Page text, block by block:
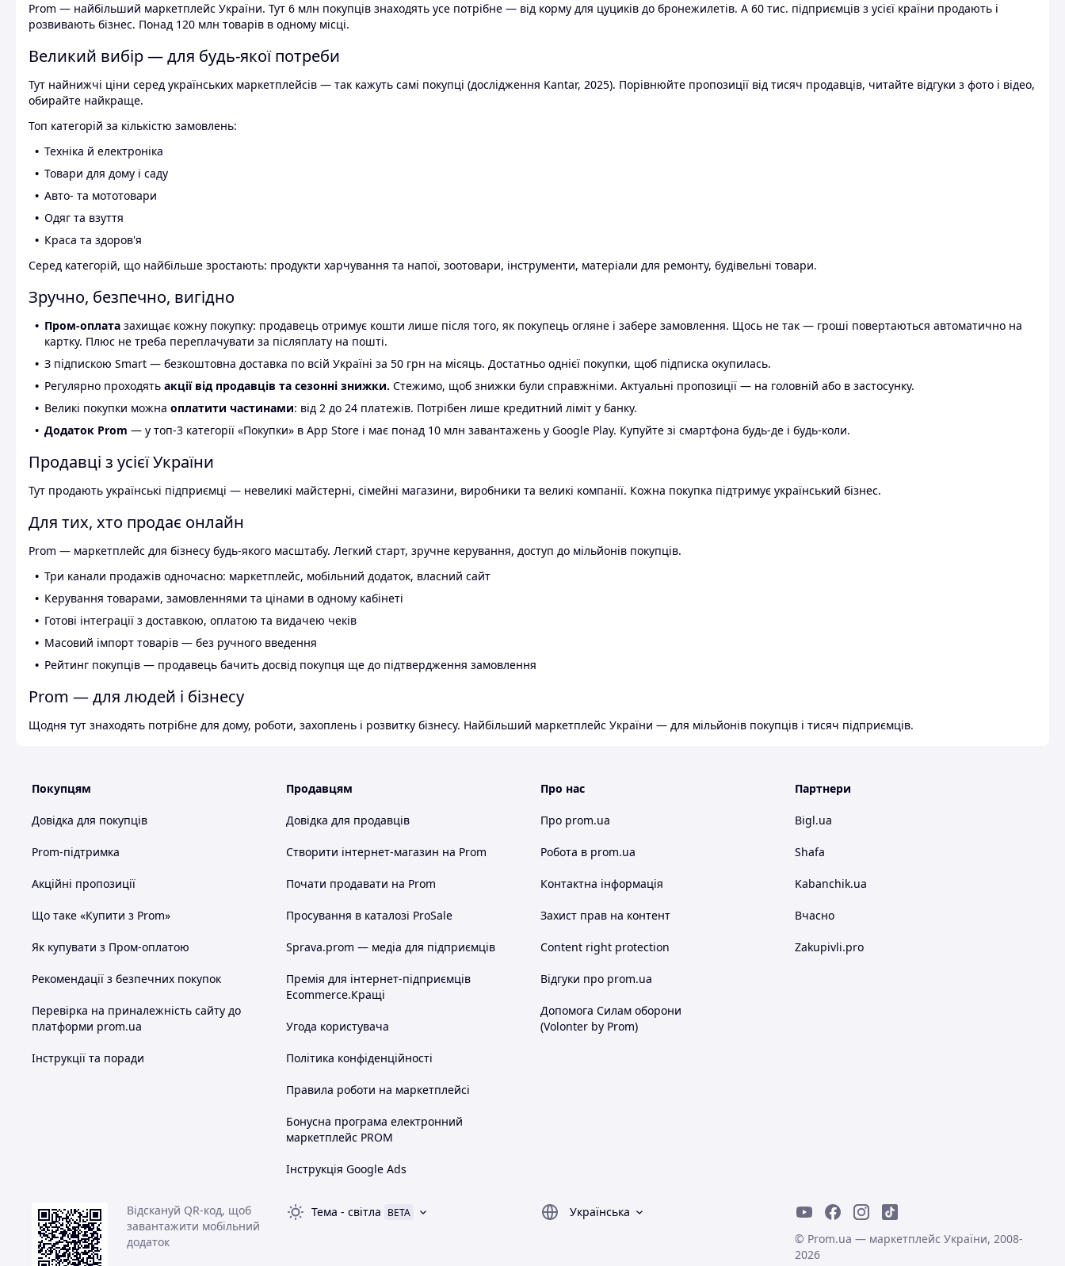
Prom — найбільший маркетплейс України. Тут 6 млн покупців знаходять усе потрібне — від корму для цуциків до бронежилетів. А 60 тис. підприємців з усієї країни продають і
розвивають бізнес. Понад 120 млн товарів в одному місці.
Великий вибір — для будь-якої потреби
Тут найнижчі ціни серед українських маркетплейсів — так кажуть самі покупці (дослідження Kantar, 2025). Порівнюйте пропозиції від тисяч продавців, читайте відгуки з фото і відео,
обирайте найкраще.
Топ категорій за кількістю замовлень:
Техніка й електроніка
Товари для дому і саду
Авто- та мототовари
Одяг та взуття
Краса та здоров'я
Серед категорій, що найбільше зростають: продукти харчування та напої, зоотовари, інструменти, матеріали для ремонту, будівельні товари.
Зручно, безпечно, вигідно
Пром-оплата захищає кожну покупку: продавець отримує кошти лише після того, як покупець огляне і забере замовлення. Щось не так — гроші повертаються автоматично на
картку. Плюс не треба переплачувати за післяплату на пошті.
З підпискою Smart — безкоштовна доставка по всій Україні за 50 грн на місяць. Достатньо однієї покупки, щоб підписка окупилась.
Регулярно проходять акції від продавців та сезонні знижки. Стежимо, щоб знижки були справжніми. Актуальні пропозиції — на головній або в застосунку.
Великі покупки можна оплатити частинами: від 2 до 24 платежів. Потрібен лише кредитний ліміт у банку.
Додаток Prom — у топ-3 категорії «Покупки» в App Store і має понад 10 млн завантажень у Google Play. Купуйте зі смартфона будь-де і будь-коли.
Продавці з усієї України
Тут продають українські підприємці — невеликі майстерні, сімейні магазини, виробники та великі компанії. Кожна покупка підтримує український бізнес.
Для тих, хто продає онлайн
Prom — маркетплейс для бізнесу будь-якого масштабу. Легкий старт, зручне керування, доступ до мільйонів покупців.
Три канали продажів одночасно: маркетплейс, мобільний додаток, власний сайт
Керування товарами, замовленнями та цінами в одному кабінеті
Готові інтеграції з доставкою, оплатою та видачею чеків
Масовий імпорт товарів — без ручного введення
Рейтинг покупців — продавець бачить досвід покупця ще до підтвердження замовлення
Prom — для людей і бізнесу
Щодня тут знаходять потрібне для дому, роботи, захоплень і розвитку бізнесу. Найбільший маркетплейс України — для мільйонів покупців і тисяч підприємців.
Покупцям
Довідка для покупців
Prom-підтримка
Акційні пропозиції
Що таке «Купити з Prom»
Як купувати з Пром-оплатою
Рекомендації з безпечних покупок
Перевірка на приналежність сайту до
платформи prom.ua
Інструкції та поради
Продавцям
Довідка для продавців
Створити інтернет-магазин на Prom
Почати продавати на Prom
Просування в каталозі ProSale
Sprava.prom — медіа для підприємців
Премія для інтернет-підприємців
Ecommerce.Кращі
Угода користувача
Політика конфіденційності
Правила роботи на маркетплейсі
Бонусна програма електронний
маркетплейс PROM
Інструкція Google Ads
Про нас
Про prom.ua
Робота в prom.ua
Контактна інформація
Захист прав на контент
Content right protection
Відгуки про prom.ua
Допомога Силам оборони
(Volonter by Prom)
Партнери
Bigl.ua
Shafa
Kabanchik.ua
Вчасно
Zakupivli.pro
Відскануй QR-код, щоб
завантажити мобільний
додаток
Тема - світла BETA
Українська
© Prom.ua — маркетплейс України, 2008-
2026